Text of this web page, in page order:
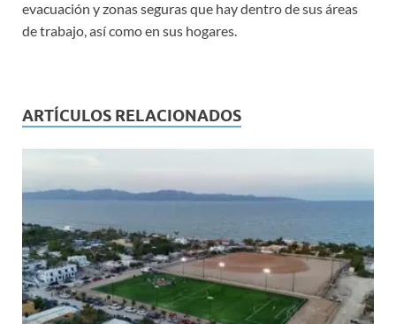
evacuación y zonas seguras que hay dentro de sus áreas
de trabajo, así como en sus hogares.
ARTÍCULOS RELACIONADOS